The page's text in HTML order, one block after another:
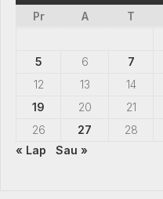
Pr
A T
5
6 7
12
13 14
19
20 21
26
27 28
« Lap
Sau »